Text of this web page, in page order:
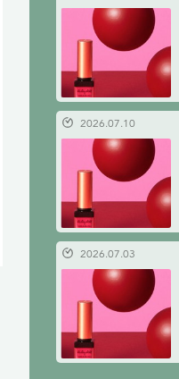
2026.07.10
2026.07.03